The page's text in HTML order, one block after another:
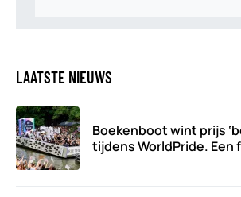
LAATSTE NIEUWS
Boekenboot wint prijs
tijdens WorldPride. Een